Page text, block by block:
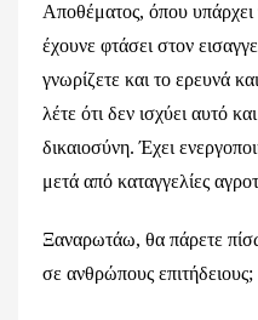
Αποθέματος, όπου
έχουνε φτάσει στον
γνωρίζετε και το ερευνά
λέτε ότι δεν ισχύει αυτό
δικαιοσύνη. Έχει
μετά από καταγγελίες
Ξαναρωτάω, θα πάρετε
σε ανθρώπους επιτήδειους;